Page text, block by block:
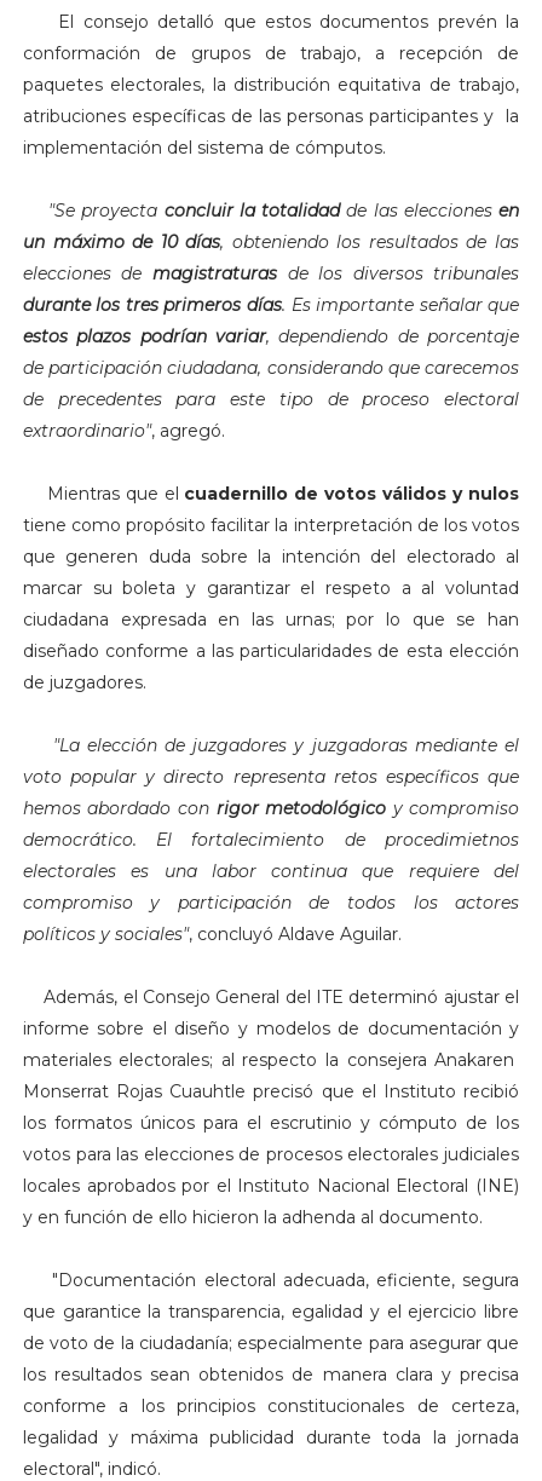
El consejo detalló que estos documentos prevén la
conformación de grupos de trabajo, a recepción de
paquetes electorales, la distribución equitativa de trabajo,
atribuciones específicas de las personas participantes y la
implementación del sistema de cómputos.
"Se proyecta concluir la totalidadde las eleccionesen
un máximo de 10 días, obteniendo los resultados de las
elecciones de magistraturas de los diversos tribunales
durante los tres primeros días. Es importante señalar que
estos plazos podrían variar, dependiendo de porcentaje
de participación ciudadana, considerando que carecemos
de precedentes para este tipo de proceso electoral
extraordinario", agregó.
Mientras que el cuadernillo de votos válidos y nulos
tiene como propósito facilitar la interpretación de los votos
que generen duda sobre la intención del electorado al
marcar su boleta y garantizar el respeto a al voluntad
ciudadana expresada en las urnas; por lo que se han
diseñado conforme a las particularidades de esta elección
de juzgadores.
"La elección de juzgadores y juzgadoras mediante el
voto popular y directo representa retos específicos que
hemos abordado con rigor metodológico y compromiso
democrático. El fortalecimiento de procedimietnos
electorales es una labor continua que requiere del
compromiso y participación de todos los actores
políticos y sociales", concluyó Aldave Aguilar.
Además, el Consejo General del ITE determinó ajustar el
informe sobre el diseño y modelos de documentación y
materiales electorales; al respecto la consejera Anakaren
Monserrat Rojas Cuauhtle precisó que el Instituto recibió
los formatos únicos para el escrutinio y cómputo de los
votos para las elecciones de procesos electorales judiciales
locales aprobados por el Instituto Nacional Electoral (INE)
y en función de ello hicieron la adhenda al documento.
"Documentación electoral adecuada, eficiente, segura
que garantice la transparencia, egalidad y el ejercicio libre
de voto de la ciudadanía; especialmente para asegurar que
los resultados sean obtenidos de manera clara y precisa
conforme a los principios constitucionales de certeza,
legalidad y máxima publicidad durante toda la jornada
electoral", indicó.